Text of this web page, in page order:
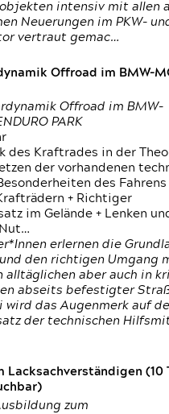
intensiv mit allen
Neuerungen im PKW-
vertraut gemac…
Offroad im BMW-
Offroad im BMW-
PARK
des Kraftrades in der
der vorhandenen
des Fahrens
+ Richtiger
im Gelände + Lenken
erlernen die
den richtigen Umgang
alltäglichen aber auch in
abseits befestigter
wird das Augenmerk auf
der technischen
Lacksachverständigen (10
zum